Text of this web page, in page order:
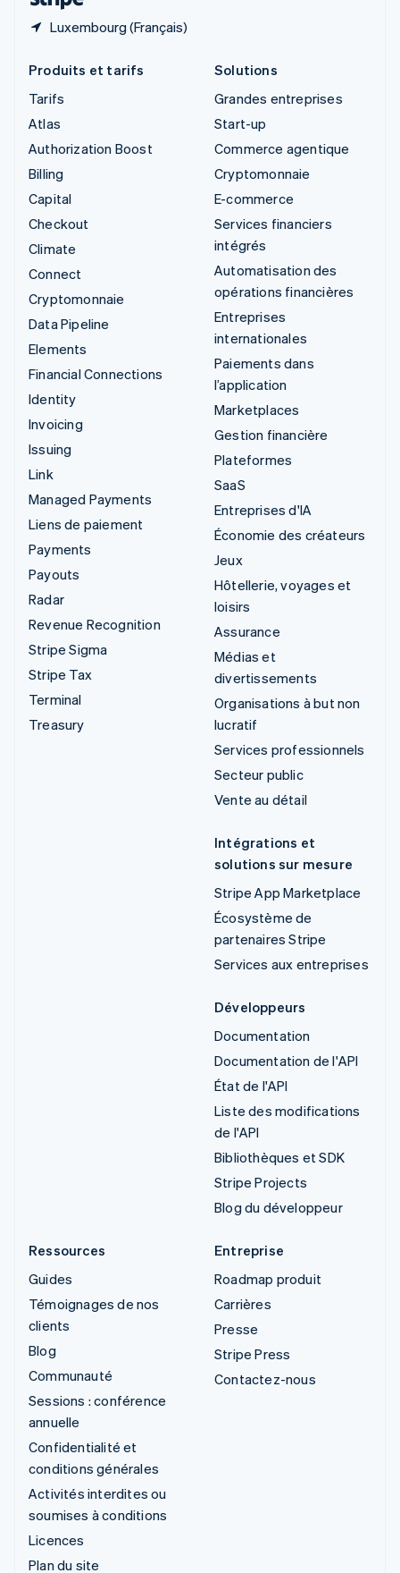
Luxembourg (Français)
Produits et tarifs
Tarifs
Atlas
Authorization Boost
Billing
Capital
Checkout
Climate
Connect
Cryptomonnaie
Data Pipeline
Elements
Financial Connections
Identity
Invoicing
Issuing
Link
Managed Payments
Liens de paiement
Payments
Payouts
Radar
Revenue Recognition
Stripe Sigma
Stripe Tax
Terminal
Treasury
Solutions
Grandes entreprises
Start-up
Commerce agentique
Cryptomonnaie
E-commerce
Services financiers
intégrés
Automatisation des
opérations financières
Entreprises
internationales
Paiements dans
l’application
Marketplaces
Gestion financière
Plateformes
SaaS
Entreprises d'IA
Économie des créateurs
Jeux
Hôtellerie, voyages et
loisirs
Assurance
Médias et
divertissements
Organisations à but non
lucratif
Services professionnels
Secteur public
Vente au détail
Intégrations et
solutions sur mesure
Stripe App Marketplace
Écosystème de
partenaires Stripe
Services aux entreprises
Développeurs
Documentation
Documentation de l'API
État de l'API
Liste des modifications
de l'API
Bibliothèques et SDK
Stripe Projects
Blog du développeur
Ressources
Guides
Témoignages de nos
clients
Blog
Communauté
Sessions : conférence
annuelle
Confidentialité et
conditions générales
Activités interdites ou
soumises à conditions
Licences
Plan du site
Entreprise
Roadmap produit
Carrières
Presse
Stripe Press
Contactez-nous